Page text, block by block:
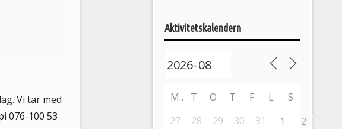
Vi tar med
076-100 53
Aktivitetskalendern
M T O T F L
S
27
28 29 30 31 1
2